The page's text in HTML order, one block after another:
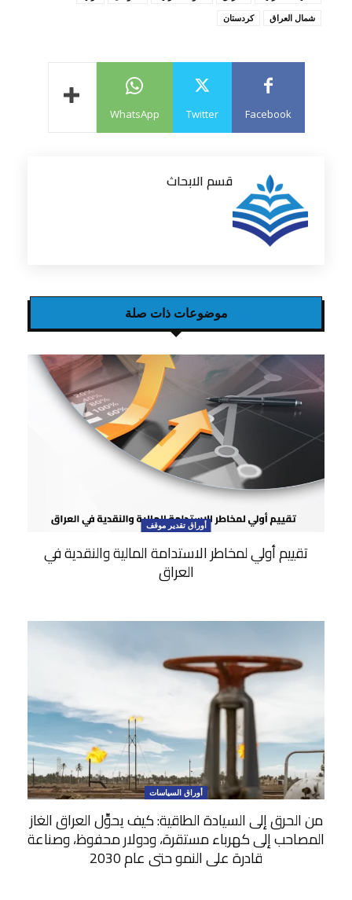
شمال العراق
كردستان
Facebook
Twitter
WhatsApp
قسم الابحاث
موضوعات ذات صلة
أوراق تقدير موقف
تقييم أولي لمخاطر الاستدامة المالية والنقدية في
العراق
أوراق السياسات
من الحرق إلى السيادة الطاقية: كيف يحوِّل العراق الغاز
المصاحب إلى كهرباء مستقرة، ودولار محفوظ، وصناعة
قادرة على النمو حتى عام 2030